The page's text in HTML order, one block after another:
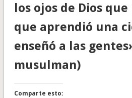
los ojos de Dios
que aprendió una
enseñó a las
musulman)
Comparte esto: